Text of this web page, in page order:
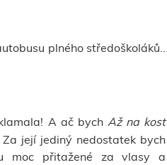
plného středoškoláků..
A ač bych Až na kost
její jediný nedostatek bych
moc přitažené za vlasy a